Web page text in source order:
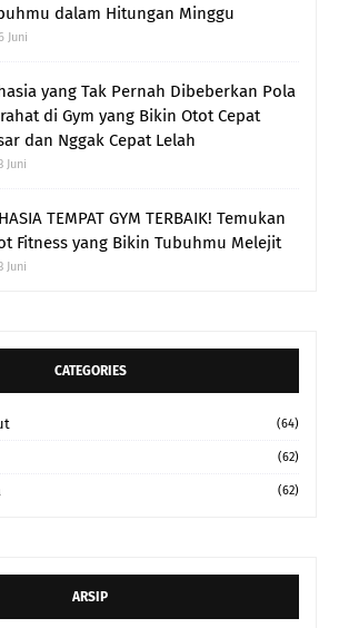
dalam Hitungan Minggu
Juni
yang Tak Pernah Dibeberkan Pola
di Gym yang Bikin Otot Cepat
dan Nggak Cepat Lelah
Juni
TEMPAT GYM TERBAIK! Temukan
Fitness yang Bikin Tubuhmu Melejit
Juni
CATEGORIES
(64)
(62)
(62)
ARSIP